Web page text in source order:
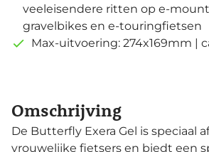
veeleisendere ritten op e-
gravelbikes en e-touringfietsen
Max-uitvoering: 274x169mm |
Omschrijving
De Butterfly Exera Gel is speciaal
vrouwelijke fietsers en biedt een